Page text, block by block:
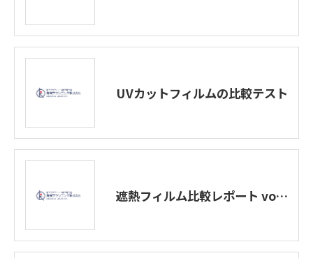
UVカットフィルムの比較テスト
遮熱フィルム比較レポート vol.1